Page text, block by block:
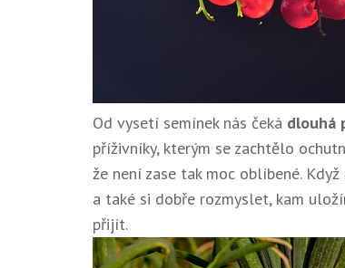
Od vysetí semínek nás čeká dlouhá
příživníky, kterým se zachtělo
že není zase tak moc oblíbené.
a také si dobře rozmyslet, kam
přijít.